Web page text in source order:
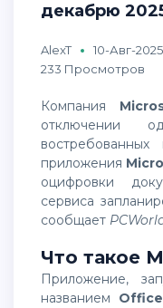
декабрю
AlexT 10-Авг-
233 Просмотров
Компания
отключении
приложения
оцифровки
сервиса
сообщает
Что такое
Приложение, запущенное в 2014 году под
названием